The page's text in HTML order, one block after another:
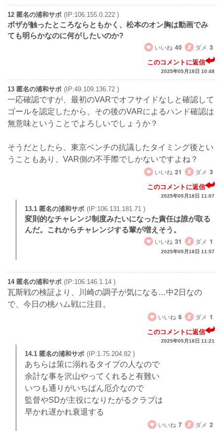
12 匿名の浦和サポ (IP:106.155.0.222 )
ボザが触ったところならともかく、松本のオン胸は動画でみ
ても明らかなのに何がしたいのか?
いいね 40 ダメ 3
このコメントに返信
2025年05月18日 10:48
13 匿名の浦和サポ (IP:49.109.136.72 )
一応確認ですが、最初のVARでオフサイドなしと確認して
ゴールを認定したから、その後のVARによるハンド確認は
無意味ということでよろしいでしょうか？
そうだとしたら、東京ベンチの抗議したタイミング後とい
うこともあり、VAR側の不手際でしかないですよね？
いいね 21 ダメ 3
このコメントに返信
2025年05月18日 11:07
13.1 匿名の浦和サポ (IP:106.131.181.71 )
変則的なチャレンジ制度みたいになった責任は誰が取る
んだ。これからチャレンジする輩が増えそう。
いいね 31 ダメ 1
2025年05月18日 11:57
14 匿名の浦和サポ (IP:106.146.1.14 )
瓦斯戦の検証より、川崎の調子が気になる…中2日なの
で、今日の桃ハム戦に注目。
いいね 6 ダメ 1
このコメントに返信
2025年05月18日 11:21
14.1 匿名の浦和サポ (IP:1.75.204.82 )
あちらは策に溺れるタイプの人なので
余計な事を沢山やってくれると有難い
いつも通りがいちばん厄介なので
監督やSDが主役になりたがるクラブは
早かれ遅かれ衰退する
いいね 7 ダメ 2